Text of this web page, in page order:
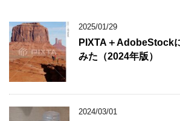
2025/01/29
PIXTA＋AdobeStock
みた（2024年版）
2024/03/01